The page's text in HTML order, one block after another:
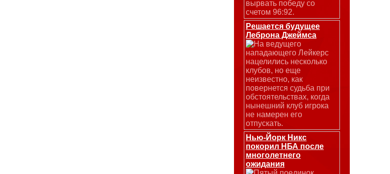
вырвать победу со
счетом 96:92.
Решается будущее
Леброна Джеймса
На ведущего
нападающего Лейкерс
нацелились несколько
клубов, но еще
неизвестно, как
повернется судьба при
обстоятельствах, когда
нынешний клуб игрока
не намерен его
отпускать.
Нью-Йорк Никс
покорил НБА после
многолетнего
ожидания